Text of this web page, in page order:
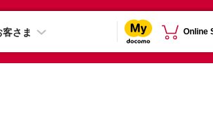
さま Online